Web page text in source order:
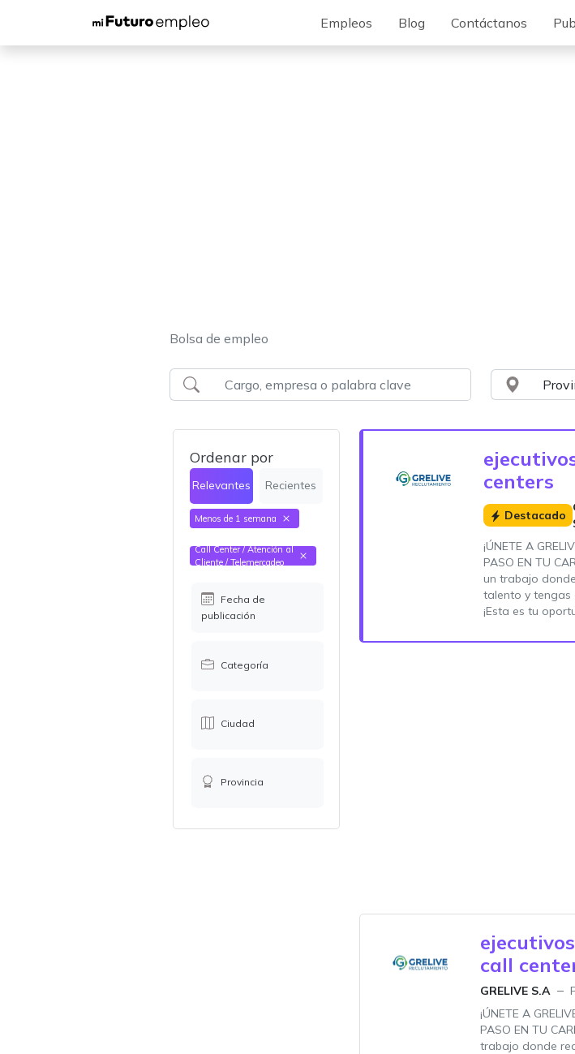
Empleos Blog Contáctanos
Bolsa de empleo
Ordenar por
Relevantes Recientes
Menos de 1 semana
Call Center / Atención al
Cliente / Telemercadeo
Fecha de
publicación
Categoría
Ciudad
Provincia
centers
Destacado
¡ÚNETE A
PASO EN TU
un trabajo
talento y tengas
¡Esta es tu
call
GRELIVE S.A
¡ÚNETE A
PASO EN TU
trabajo donde